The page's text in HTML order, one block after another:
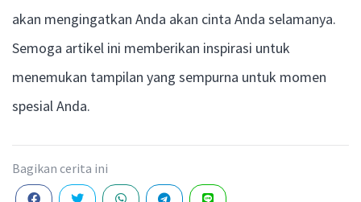
akan mengingatkan Anda akan cinta Anda selamanya.
Semoga artikel ini memberikan inspirasi untuk
menemukan tampilan yang sempurna untuk momen
spesial Anda.
Bagikan cerita ini